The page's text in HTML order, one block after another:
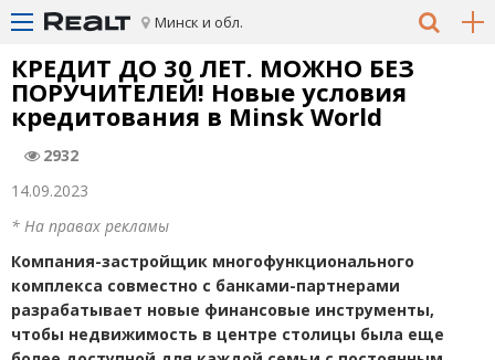
Минск и обл.
КРЕДИТ ДО 30 ЛЕТ. МОЖНО БЕЗ
ПОРУЧИТЕЛЕЙ! Новые условия
кредитования в Minsk World
2932
14.09.2023
* На правах рекламы
Компания-застройщик многофункционального
комплекса совместно с банками-партнерами
разрабатывает новые финансовые инструменты,
чтобы недвижимость в центре столицы была еще